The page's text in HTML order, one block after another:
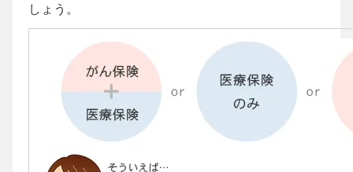
しょう。